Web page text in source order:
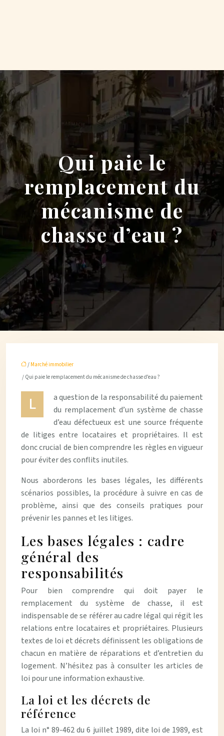
Qui paie le
remplacement du
mécanisme de
chasse d’eau ?
/ Marché immobilier
/ Qui paie le remplacement du mécanisme de chasse d’eau ?
L
a question de la responsabilité du paiement
du remplacement d’un système de chasse
d’eau défectueux est une source fréquente
de litiges entre locataires et propriétaires. Il est
donc crucial de bien comprendre les règles en vigueur
pour éviter des conflits inutiles.
Nous aborderons les bases légales, les différents
scénarios possibles, la procédure à suivre en cas de
problème, ainsi que des conseils pratiques pour
prévenir les pannes et les litiges.
Les bases légales : cadre
général des
responsabilités
Pour bien comprendre qui doit payer le
remplacement du système de chasse, il est
indispensable de se référer au cadre légal qui régit les
relations entre locataires et propriétaires. Plusieurs
textes de loi et décrets définissent les obligations de
chacun en matière de réparations et d’entretien du
logement. N’hésitez pas à consulter les articles de
loi pour une information exhaustive.
La loi et les décrets de
référence
La loi n° 89-462 du 6 juillet 1989, dite loi de 1989, est